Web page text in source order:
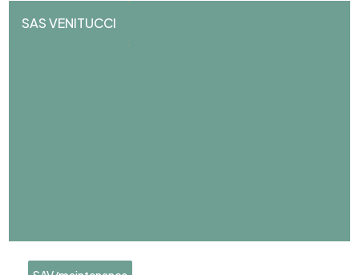
SAS VENITUCCI